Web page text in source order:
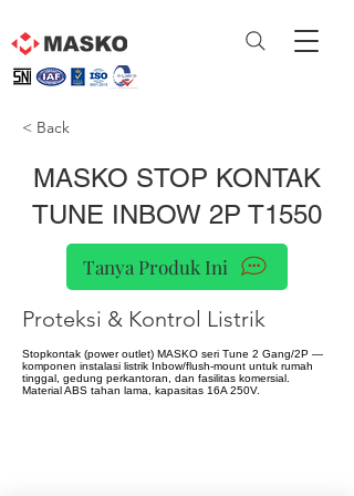
< Back
MASKO STOP KONTAK
TUNE INBOW 2P T1550
Tanya Produk Ini
Proteksi & Kontrol Listrik
Stopkontak (power outlet) MASKO seri Tune 2 Gang/2P —
komponen instalasi listrik Inbow/flush-mount untuk rumah
tinggal, gedung perkantoran, dan fasilitas komersial.
Material ABS tahan lama, kapasitas 16A 250V.